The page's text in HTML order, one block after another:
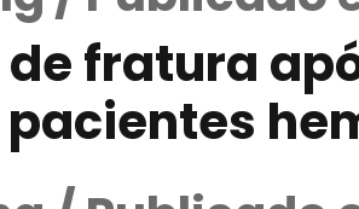
de fratura